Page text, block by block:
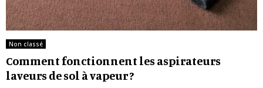
Non classé
Comment fonctionnent les aspirateurs
laveurs de sol à vapeur ?